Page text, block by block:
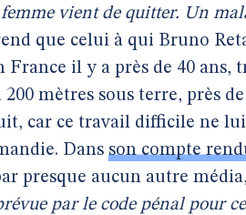
femme vient de quitter. Un
que celui à qui Bruno
France il y a près de 40 ans,
mètres sous terre, près
car ce travail difficile ne
Dans son compte
presque aucun autre
par le code pénal pour